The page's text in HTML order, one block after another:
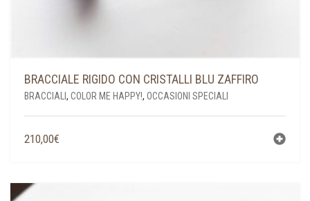
BRACCIALE RIGIDO CON CRISTALLI BLU ZAFFIRO
BRACCIALI , COLOR ME HAPPY!, OCCASIONI SPECIALI
210,00€